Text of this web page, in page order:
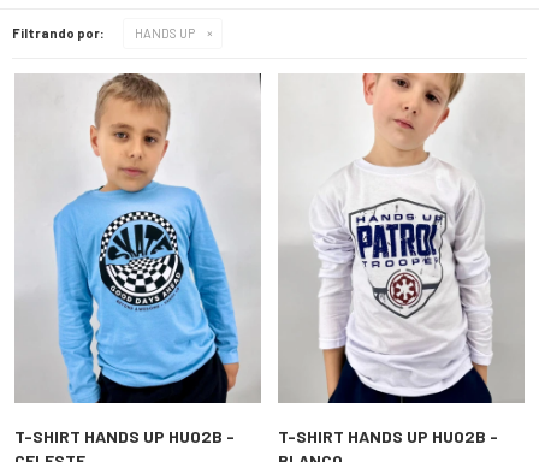
Filtrando por: HANDS UP
T-SHIRT HANDS UP HU02B -
T-SHIRT HANDS UP HU02B -